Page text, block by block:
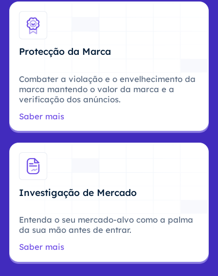
Protecção da Marca
Combater a violação e o envelhecimento da
marca mantendo o valor da marca e a
verificação dos anúncios.
Saber mais
Investigação de Mercado
Entenda o seu mercado-alvo como a palma
da sua mão antes de entrar.
Saber mais